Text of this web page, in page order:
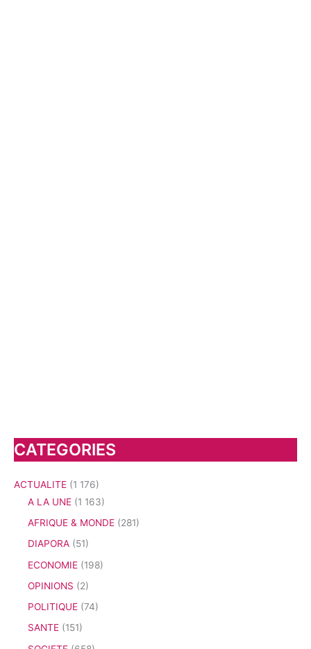
CATEGORIES
ACTUALITE (1 176)
A LA UNE (1 163)
AFRIQUE & MONDE (281)
DIAPORA (51)
ECONOMIE (198)
OPINIONS (2)
POLITIQUE (74)
SANTE (151)